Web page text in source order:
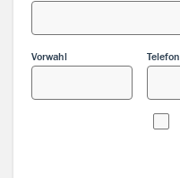
Vorwahl Telefon